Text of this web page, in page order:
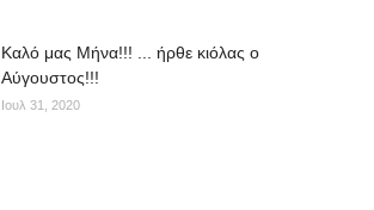
Kαλό μας Μήνα!!! ... ήρθε κιόλας ο
Αύγουστος!!!
Ιουλ 31, 2020